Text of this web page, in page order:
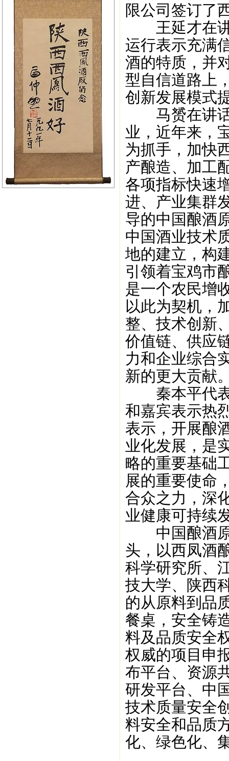
限公司签订了
王延才在讲
运行表示充满
酒的特质，并
型自信道路上
创新发展模式
马赟在讲话
业，近年来，
为抓手，加快
产酿造、加工
各项指标快速
进、产业集群
导的中国酿酒
中国酒业技术
地的建立，构
引领着宝鸡市
是一个农民增
以此为契机，
整、技术创新
价值链、供应
力和企业综合
新的更大贡献
秦本平代表
和嘉宾表示热
表示，开展酿
业化发展，是
略的重要基础
展的重要使命
合众之力，深
业健康可持续
中国酿酒原
头，以西凤酒
科学研究所、
技大学、陕西
的从原料到品
餐桌，安全铸
料及品质安全
权威的项目申
布平台、资源
研发平台、中
技术质量安全
料安全和品质
化、绿色化、